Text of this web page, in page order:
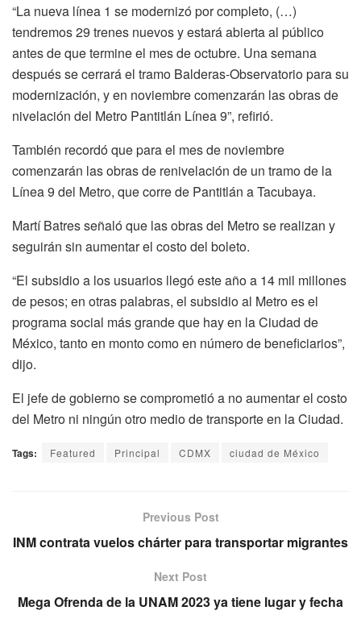
“La nueva línea 1 se modernizó por completo, (…)
tendremos 29 trenes nuevos y estará abierta al público
antes de que termine el mes de octubre. Una semana
después se cerrará el tramo Balderas-Observatorio para su
modernización, y en noviembre comenzarán las obras de
nivelación del Metro Pantitlán Línea 9”, refirió.
También recordó que para el mes de noviembre
comenzarán las obras de renivelación de un tramo de la
Línea 9 del Metro, que corre de Pantitlán a Tacubaya.
Martí Batres señaló que las obras del Metro se realizan y
seguirán sin aumentar el costo del boleto.
“El subsidio a los usuarios llegó este año a 14 mil millones
de pesos; en otras palabras, el subsidio al Metro es el
programa social más grande que hay en la Ciudad de
México, tanto en monto como en número de beneficiarios”,
dijo.
El jefe de gobierno se comprometió a no aumentar el costo
del Metro ni ningún otro medio de transporte en la Ciudad.
Tags: Featured Principal CDMX ciudad de México
Previous Post
INM contrata vuelos chárter para transportar migrantes
Next Post
Mega Ofrenda de la UNAM 2023 ya tiene lugar y fecha